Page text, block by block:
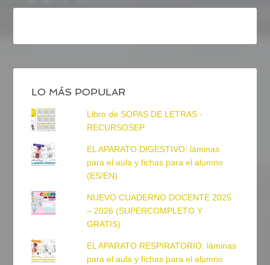
LO MÁS POPULAR
Libro de SOPAS DE LETRAS -
RECURSOSEP
EL APARATO DIGESTIVO: láminas
para el aula y fichas para el alumno
(ES/EN)
NUEVO CUADERNO DOCENTE 2025
– 2026 (SUPERCOMPLETO Y
GRATIS)
EL APARATO RESPIRATORIO: láminas
para el aula y fichas para el alumno